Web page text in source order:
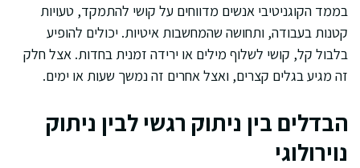
בממד הקוגניטיבי אנשים מדווחים על קושי להתמקד, טעויות
קטנות בעבודה, ותחושה שהמחשבות איטיות. יכולים להופיע
בלבול קל, קושי לשלוף מילים או ירידה זמנית בחדות. אצל חלק
זה מגיע בגלים קצרים, ואצל אחרים זה נמשך שעות או ימים.
הבדלים בין ניתוק רגשי לבין ניתוק
נוירולוגי